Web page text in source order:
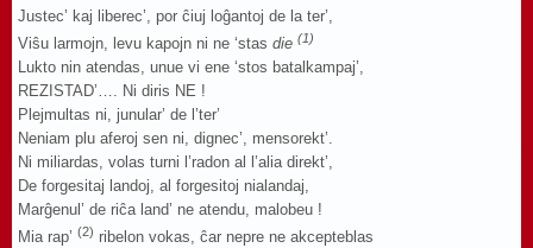
Justec’ kaj liberec’, por ĉiuj loĝantoj de la ter’,
Viŝu larmojn, levu kapojn ni ne ‘stas die (1)
Lukto nin atendas, unue vi ene ‘stos batalkampaj’,
REZISTAD’…. Ni diris NE !
Plejmultas ni, junular’ de l’ter’
Neniam plu aferoj sen ni, dignec’, mensorekt’.
Ni miliardas, volas turni l’radon al l’alia direkt’,
De forgesitaj landoj, al forgesitoj nialandaj,
Marĝenul’ de riĉa land’ ne atendu, malobeu !
Mia rap’ (2) ribelon vokas, ĉar nepre ne akcepteblas